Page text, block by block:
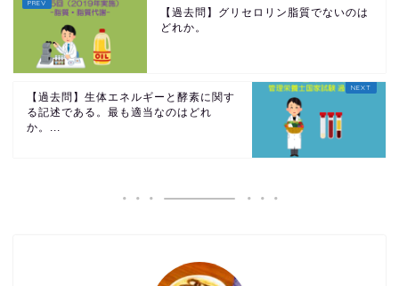
【過去問】グリセロリン脂質でないのは
どれか。
【過去問】生体エネルギーと酵素に関す
る記述である。最も適当なのはどれ
か。...